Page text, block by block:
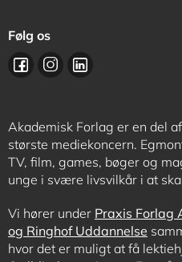
Følg os
Akademisk Forlag er en del
største mediekoncern.
TV, film, games, bøger og
unge i svære livsvilkår i at
Vi hører under Praxis Forlag
og Ringhof Uddannelse
hvor det er muligt at få